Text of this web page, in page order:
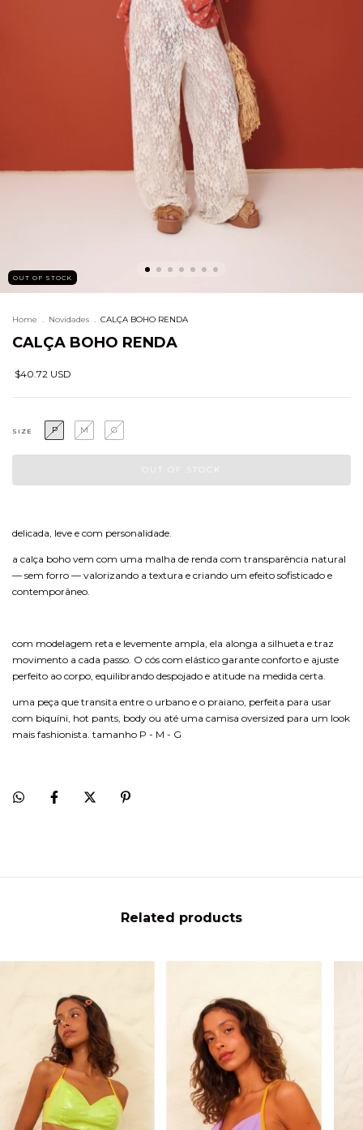
OUT OF STOCK
Home . Novidades . CALÇA BOHO RENDA
CALÇA BOHO RENDA
$40.72 USD
SIZE P M G
delicada, leve e com personalidade.
a calça boho vem com uma malha de renda com transparência natural
— sem forro — valorizando a textura e criando um efeito sofisticado e
contemporâneo.
com modelagem reta e levemente ampla, ela alonga a silhueta e traz
movimento a cada passo. O cós com elástico garante conforto e ajuste
perfeito ao corpo, equilibrando despojado e atitude na medida certa.
uma peça que transita entre o urbano e o praiano, perfeita para usar
com biquíni, hot pants, body ou até uma camisa oversized para um look
mais fashionista. tamanho P - M - G
Related products